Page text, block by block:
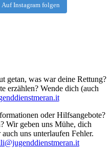
Auf Instagram folgen
getan, was war deine Rettung?
erzählen? Wende dich (auch
oder Hilfsangebote?
Wir geben uns Mühe, dich
uns unterlaufen Fehler.